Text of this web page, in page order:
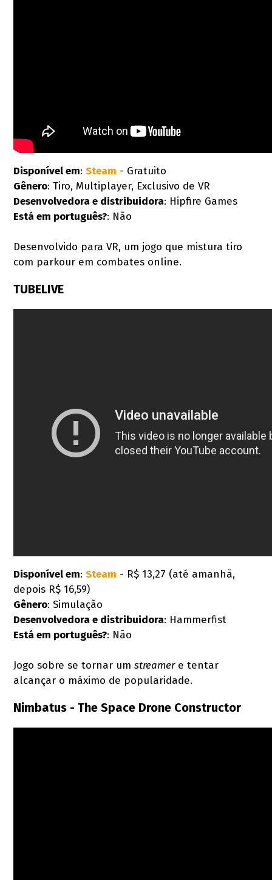
Disponível em:Steam - Gratuito
Gênero: Tiro, Multiplayer, Exclusivo de VR
Desenvolvedora e distribuidora: Hipfire Games
Está em português?: Não
Desenvolvido para VR, um jogo que mistura tiro
com parkour em combates online.
TUBELIVE
Disponível em:Steam - R$ 13,27 (até amanhã,
depois R$ 16,59)
Gênero: Simulação
Desenvolvedora e distribuidora: Hammerfist
Está em português?: Não
Jogo sobre se tornar umstreamere tentar
alcançar o máximo de popularidade.
Nimbatus - The Space Drone Constructor